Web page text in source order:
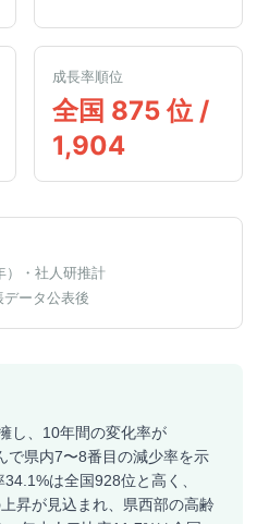
成長率順位
全国 875 位 /
1,904
・社人研推計
ータ公表後
し、10年間の変化率が
で県内7〜8番目の減少率を示
は全国928位と高く、
昇が見込まれ、県西部の高齢